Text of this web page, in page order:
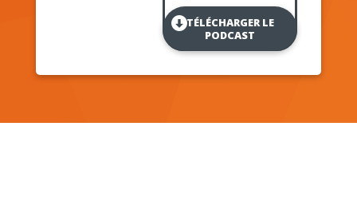
TÉLÉCHARGER LE
PODCAST